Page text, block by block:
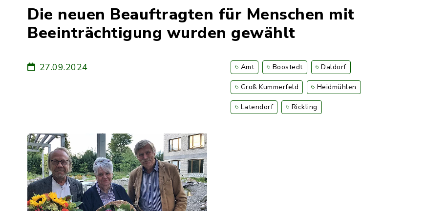
Die neuen Beauftragten für Menschen mit
Beeinträchtigung wurden gewählt
27.09.2024 Amt Boostedt Daldorf
Groß Kummerfeld Heidmühlen
Latendorf Rickling